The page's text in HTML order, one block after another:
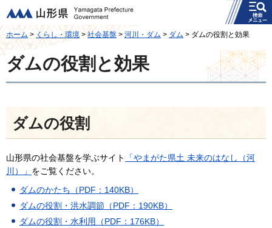
山形県
メニュー
ホーム>くらし・環境 >社会基盤 > 河川・ダム > ダム > ダムの役割と効果
ダムの役割と効果
ダムの役割
山形県の社会基盤を学ぶサイト
「やまがた県土 未来のはなし（河
川）」 をご覧ください。
ダムのかたち（PDF：140KB）
ダムの役割・洪水調節（PDF：190KB）
ダムの役割・水利用（PDF：176KB）